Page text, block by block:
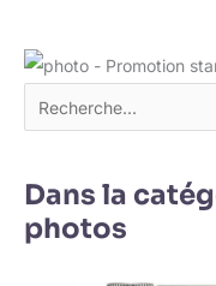
Dans la
photos